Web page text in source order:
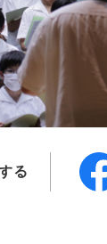
る